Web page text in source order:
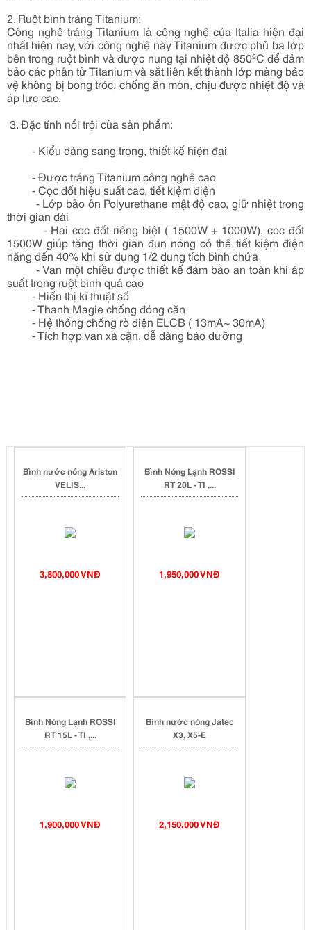
2. Ruột bình tráng Titanium:
Công nghệ tráng Titanium là công nghệ của Italia hiện đại
nhất hiện nay, với công nghệ này Titanium được phủ ba lớp
bên trong ruột bình và được nung tại nhiệt độ 850ºC để đảm
bảo các phân tử Titanium và sắt liên kết thành lớp màng bảo
vệ không bị bong tróc, chống ăn mòn, chịu được nhiệt độ và
áp lực cao.
3. Đặc tính nổi trội của sản phẩm:
- Kiểu dáng sang trọng, thiết kế hiện đại
- Được tráng Titanium công nghệ cao
- Cọc đốt hiệu suất cao, tiết kiệm điện
- Lớp bảo ôn Polyurethane mật độ cao, giữ nhiệt trong
thời gian dài
- Hai cọc đốt riêng biệt ( 1500W + 1000W), cọc đốt
1500W giúp tăng thời gian đun nóng có thể tiết kiệm điện
năng đến 40% khi sử dụng 1/2 dung tích bình chứa
- Van một chiều được thiết kế đảm bảo an toàn khi áp
suất trong ruột bình quá cao
- Hiển thị kĩ thuật số
- Thanh Magie chống đóng cặn
- Hệ thống chống rò điện ELCB ( 13mA~ 30mA)
- Tích hợp van xả cặn, dễ dàng bảo dưỡng
Bình nước nóng Ariston
VELIS...
3,800,000 VNĐ
Bình Nóng Lạnh ROSSI
RT 20L - TI ,...
1,950,000 VNĐ
Bình Nóng Lạnh ROSSI
RT 15L - TI ,...
1,900,000 VNĐ
Bình nước nóng Jatec
X3, X5-E
2,150,000 VNĐ